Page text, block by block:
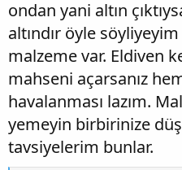
ondan yani altın
altındır öyle
malzeme var. Eldiven
mahseni açarsanız
havalanması lazım.
yemeyin birbirinize
tavsiyelerim bunlar.